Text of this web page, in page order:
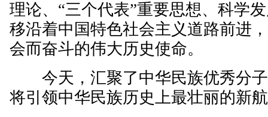
理论、“三个代表”重要思想、科学
移沿着中国特色社会主义道路前进
会而奋斗的伟大历史使命。
今天，汇聚了中华民族优秀分子
将引领中华民族历史上最壮丽的